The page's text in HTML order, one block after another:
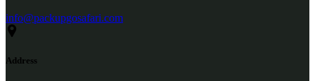
info@packupgosafari.com
Address